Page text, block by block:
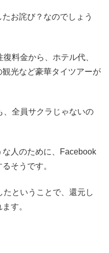
お詫び？なのでしょう
料金から、ホテル代、
光など豪華タイツアーが
、全員サクラじゃないの
人のために、Facebook
そうです。
ということで、還元し
す。